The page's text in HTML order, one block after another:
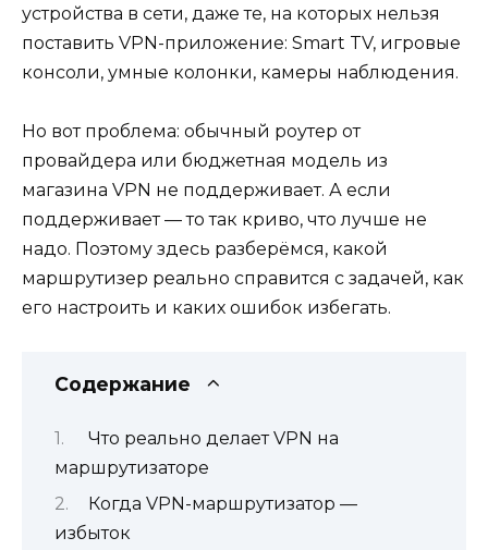
устройства в сети, даже те, на которых нельзя
поставить VPN-приложение: Smart TV, игровые
консоли, умные колонки, камеры наблюдения.
Но вот проблема: обычный роутер от
провайдера или бюджетная модель из
магазина VPN не поддерживает. А если
поддерживает — то так криво, что лучше не
надо. Поэтому здесь разберёмся, какой
маршрутизер реально справится с задачей, как
его настроить и каких ошибок избегать.
Содержание
Что реально делает VPN на
маршрутизаторе
Когда VPN-маршрутизатор —
избыток